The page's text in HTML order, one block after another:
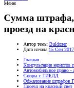
Меню
Сумма штрафа,
проезд на
Автор темы Buldozer
Дата начала 15 Сен 2017
Главная
Консультации юристов
Автомобильное право -
Споры с ГИБДД
Обжалование штрафов
Проезд на красный свет